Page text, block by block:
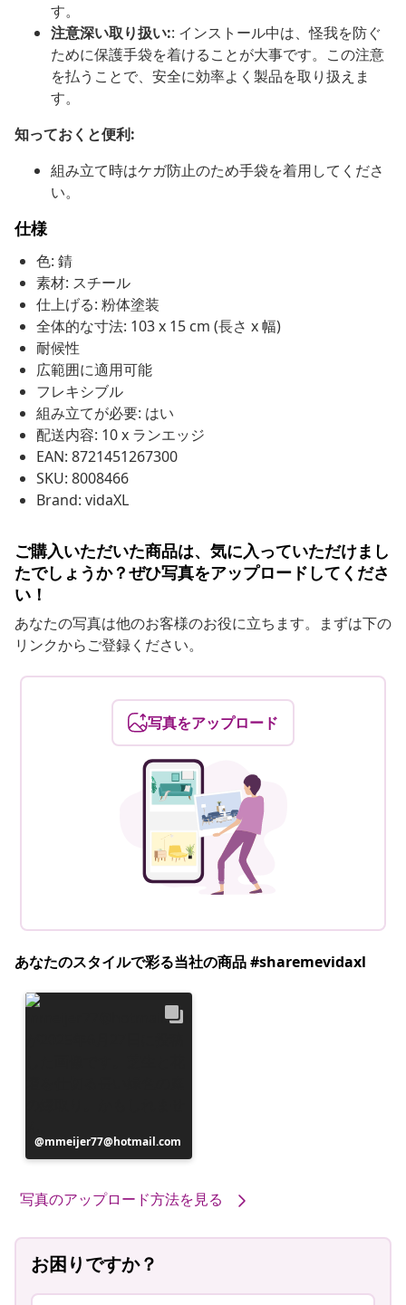
す。
注意深い取り扱い:: インストール中は、怪我を防ぐ
ために保護手袋を着けることが大事です。この注意
を払うことで、安全に効率よく製品を取り扱えま
す。
知っておくと便利:
組み立て時はケガ防止のため手袋を着用してくださ
い。
仕様
色: 錆
素材: スチール
仕上げる: 粉体塗装
全体的な寸法: 103 x 15 cm (長さ x 幅)
耐候性
広範囲に適用可能
フレキシブル
組み立てが必要: はい
配送内容: 10 x ランエッジ
EAN: 8721451267300
SKU: 8008466
Brand: vidaXL
ご購入いただいた商品は、気に入っていただけまし
たでしょうか？ぜひ写真をアップロードしてくださ
い！
あなたの写真は他のお客様のお役に立ちます。まずは下の
リンクからご登録ください。
写真をアップロード
あなたのスタイルで彩る当社の商品 #sharemevidaxl
投
稿
mmeijer77@hotmail.com
写真のアップロード方法を見る
お困りですか？